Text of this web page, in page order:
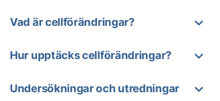
Vad är cellförändringar?
Hur upptäcks cellförändringar?
Undersökningar och utredningar